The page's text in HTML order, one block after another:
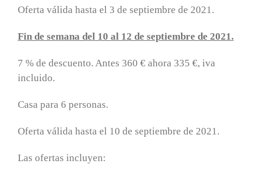
Oferta válida hasta el 3 de septiembre de 2021.
Fin de semana del 10 al 12 de septiembre de 2021.
7 % de descuento. Antes 360 € ahora 335 €, iva
incluido.
Casa para 6 personas.
Oferta válida hasta el 10 de septiembre de 2021.
Las ofertas incluyen: